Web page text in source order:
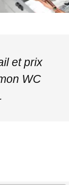
et prix
WC